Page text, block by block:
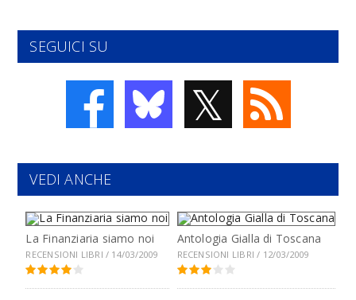
SEGUICI SU
𝕏
VEDI ANCHE
La Finanziaria siamo noi
RECENSIONI LIBRI / 14/03/2009
Antologia Gialla di Toscana
RECENSIONI LIBRI / 12/03/2009